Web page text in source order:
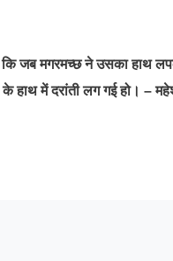
जब मगरमच्छ ने उसका हाथ
हाथ में दरांती लग गई हो। –